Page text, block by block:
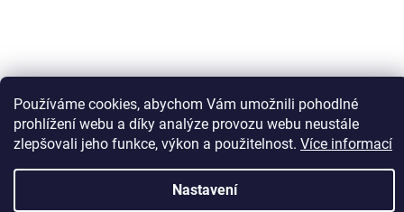
Používáme cookies, abychom Vám umožnili pohodlné
prohlížení webu a díky analýze provozu webu neustále
zlepšovali jeho funkce, výkon a použitelnost. Více informací
Nastavení
Sledovat na Instagramu